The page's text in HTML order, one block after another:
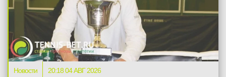
Новости 20:18 04 АВГ 2026